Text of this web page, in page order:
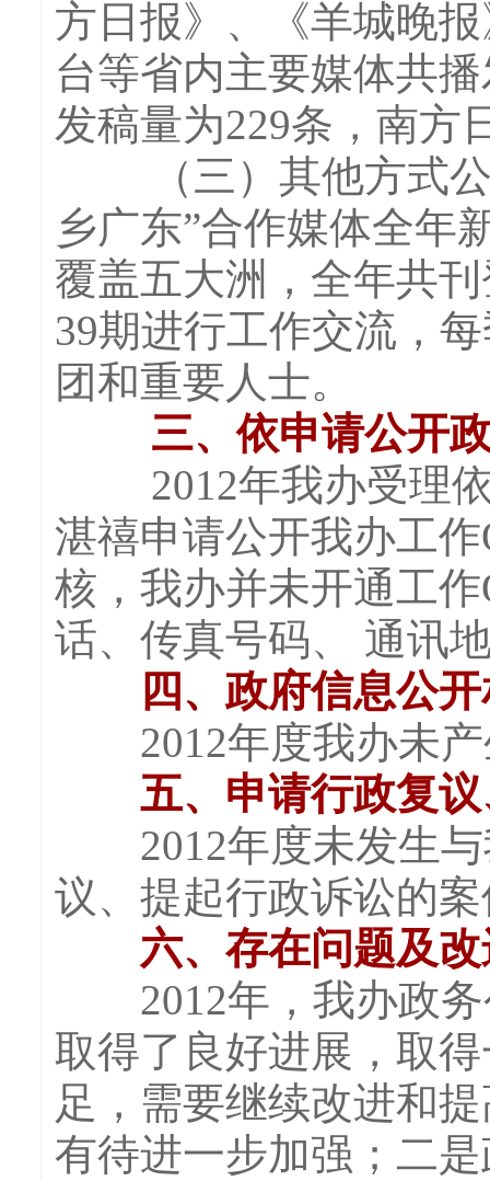
方日报》、《羊城晚
台等省内主要媒体共
发稿量为229条，南方
（三）其他方式公
乡广东”合作媒体全年
覆盖五大洲，全年共
39期进行工作交流，
团和重要人士。
三、依申请公开
2012年我办受理依
湛禧申请公开我办工
核，我办并未开通工
话、传真号码、 通讯
四、政府信息公
2012年度我办未产
五、申请行政复
2012年度未发生与
议、提起行政诉讼的
六、存在问题及
2012年，我办政务
取得了良好进展，取
足，需要继续改进和
有待进一步加强；二